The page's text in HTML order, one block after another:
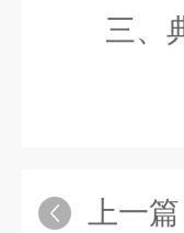
三、
上一篇